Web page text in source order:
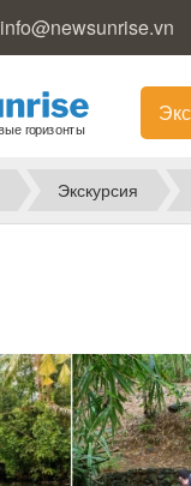
info@newsunrise.vn
Экскурсия